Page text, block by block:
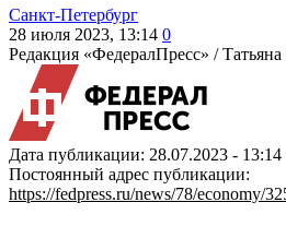
Санкт-Петербург
28 июля 2023, 13:14 0
Редакция «ФедералПресс» /
Дата публикации: 28.07.2023 - 13:14
Постоянный адрес публикации:
https://fedpress.ru/news/78/economy/